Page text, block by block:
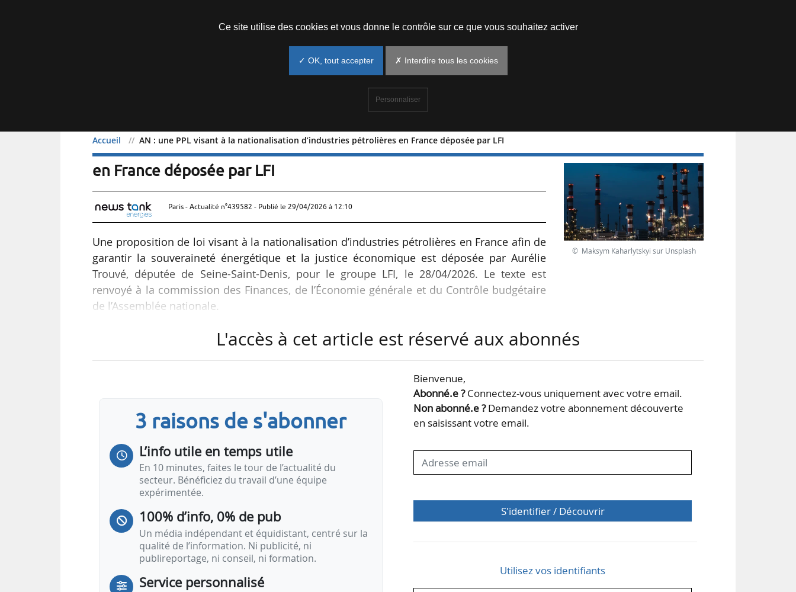
Accueil AN : une PPL visant à la nationalisation d’industries pétrolières en France déposée par LFI
AN : une PPL visant à la nationalisation d’industries pétrolières
en France déposée par LFI
Paris - Actualité n°439582 - Publié le 29/04/2026 à 12:10
Une proposition de loi visant à la nationalisation d’industries pétrolières en France afin de
garantir la souveraineté énergétique et la justice économique est déposée par Aurélie
Trouvé, députée de Seine-Saint-Denis, pour le groupe LFI, le 28/04/2026. Le texte est
renvoyé à la commission des Finances, de l’Économie générale et du Contrôle budgétaire
de l’Assemblée nationale.
• Nationaliser le parc de raffinage hexagonal, « afin d’assurer la continuité de son
exploitation, la planification de l’investissement et la souveraineté industrielle » (article 2) ;
• Créer un fonds souverain nommé France Souveraine…
© Maksym Kaharlytskyi sur Unsplash
L'accès à cet article est réservé aux abonnés
3 raisons de s'abonner
L’info utile en temps utile
En 10 minutes, faites le tour de l’actualité du
secteur. Bénéficiez du travail d’une équipe
expérimentée.
100% d’info, 0% de pub
Un média indépendant et équidistant, centré sur la
qualité de l’information. Ni publicité, ni
publireportage, ni conseil, ni formation.
Service personnalisé
Bienvenue,
Abonné.e ?Connectez-vous uniquement avec votre email.
Non abonné.e ?Demandez votre abonnement découverte
en saisissant votre email.
S'identifier / Découvrir
Utilisez vos identifiants
Ce site utilise des cookies et vous donne le contrôle sur ce que vous souhaitez activer
✓ OK, tout accepter ✗ Interdire tous les cookies
Personnaliser